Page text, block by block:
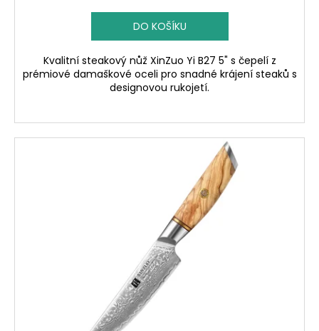
DO KOŠÍKU
Kvalitní steakový nůž XinZuo Yi B27 5" s čepelí z
prémiové damaškové oceli pro snadné krájení steaků s
designovou rukojetí.